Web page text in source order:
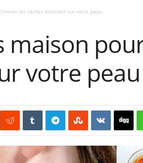
les tâches blanches sur votre peau
maison
votre peau